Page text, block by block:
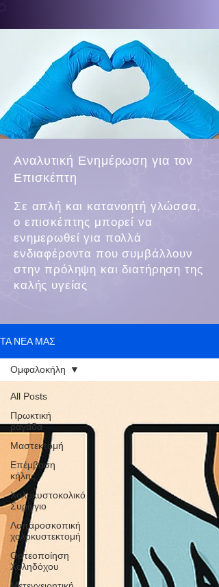
Αναλυτική Ενημέρωση για τον
Επισκέπτη
Σε απλή και κατανοητή γλώσσα,
ο επισκέπτης μπορεί να
ενημερωθεί για πολλά
ενδιαφέροντα που συμβάλλουν
στην πρόληψη και διατήρηση της
καλής υγείας
ΤΑ ΝΕΑ ΜΑΣ
All Posts
Πρωκτική
ραγάδα
Μαστεκτομή
Επέμβαση
κήλης
Χολοκυστοκολικό
Συρίγγιο
Λαπαροσκοπική
χολοκυστεκτομή
Οστεοποίηση
Χοληδόχου
Ομφαλοκήλη